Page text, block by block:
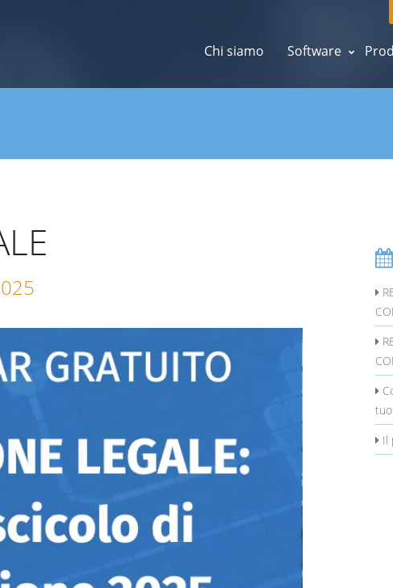
Chi siamo Software
Il